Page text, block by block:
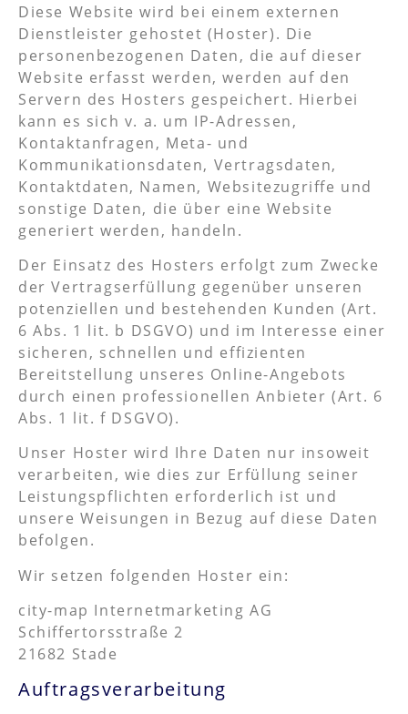
Diese Website wird bei einem externen
Dienstleister gehostet (Hoster). Die
personenbezogenen Daten, die auf dieser
Website erfasst werden, werden auf den
Servern des Hosters gespeichert. Hierbei
kann es sich v. a. um IP-Adressen,
Kontaktanfragen, Meta- und
Kommunikationsdaten, Vertragsdaten,
Kontaktdaten, Namen, Websitezugriffe und
sonstige Daten, die über eine Website
generiert werden, handeln.
Der Einsatz des Hosters erfolgt zum Zwecke
der Vertragserfüllung gegenüber unseren
potenziellen und bestehenden Kunden (Art.
6 Abs. 1 lit. b DSGVO) und im Interesse einer
sicheren, schnellen und effizienten
Bereitstellung unseres Online-Angebots
durch einen professionellen Anbieter (Art. 6
Abs. 1 lit. f DSGVO).
Unser Hoster wird Ihre Daten nur insoweit
verarbeiten, wie dies zur Erfüllung seiner
Leistungspflichten erforderlich ist und
unsere Weisungen in Bezug auf diese Daten
befolgen.
Wir setzen folgenden Hoster ein:
city-map Internetmarketing AG
Schiffertorsstraße 2
21682 Stade
Auftragsverarbeitung